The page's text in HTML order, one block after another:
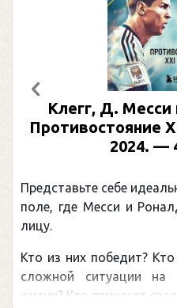
Роналду.
века. — Москва,
битву на футбольном
соперничают лицом к
найдет верный выход из
и щепетильной в
Предыдущий